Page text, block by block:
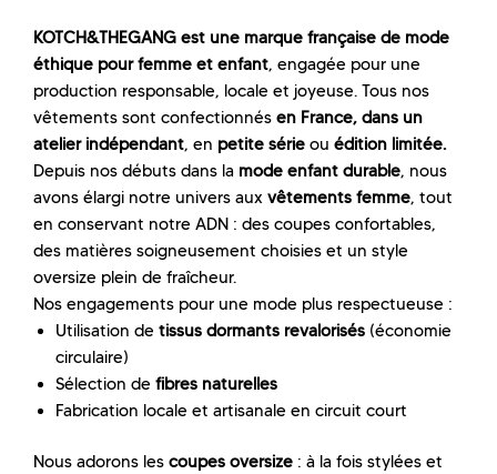
KOTCH&THEGANG est une marque française de mode
éthique pour femme et enfant, engagée pour une
production responsable, locale et joyeuse. Tous nos
vêtements sont confectionnés en France, dans un
atelier indépendant, en petite série ou édition limitée.
Depuis nos débuts dans la mode enfant durable, nous
avons élargi notre univers aux vêtements femme, tout
en conservant notre ADN : des coupes confortables,
des matières soigneusement choisies et un style
oversize plein de fraîcheur.
Nos engagements pour une mode plus respectueuse :
Utilisation de tissus dormants revalorisés (économie
circulaire)
Sélection de fibres naturelles
Fabrication locale et artisanale en circuit court
Nous adorons les coupes oversize : à la fois stylées et